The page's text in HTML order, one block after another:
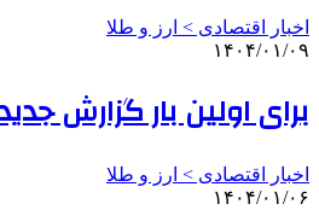
اخبار اقتصادی > ارز و طلا
۱۴۰۴/۰۱/۰۹
برای اولین بار گزارش
اخبار اقتصادی > ارز و طلا
۱۴۰۴/۰۱/۰۶